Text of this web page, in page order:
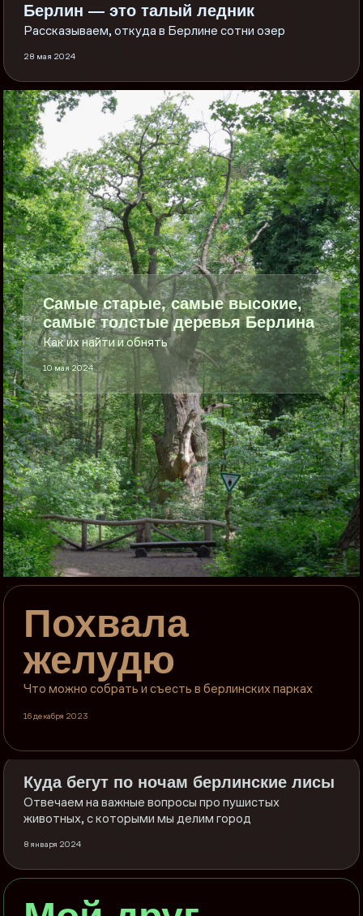
Берлин — это талый ледник
Рассказываем, откуда в Берлине сотни озер
28 мая 2024
Самые старые, самые высокие,
самые толстые деревья Берлина
Как их найти и обнять
10 мая 2024
Похвала
желудю
Что можно собрать и съесть в берлинских парках
16 декабря 2023
Куда бегут по ночам берлинские лисы
Отвечаем на важные вопросы про пушистых
животных, с которыми мы делим город
8 января 2024